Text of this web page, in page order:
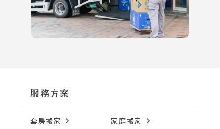
服務方案
套房搬家
家庭搬家